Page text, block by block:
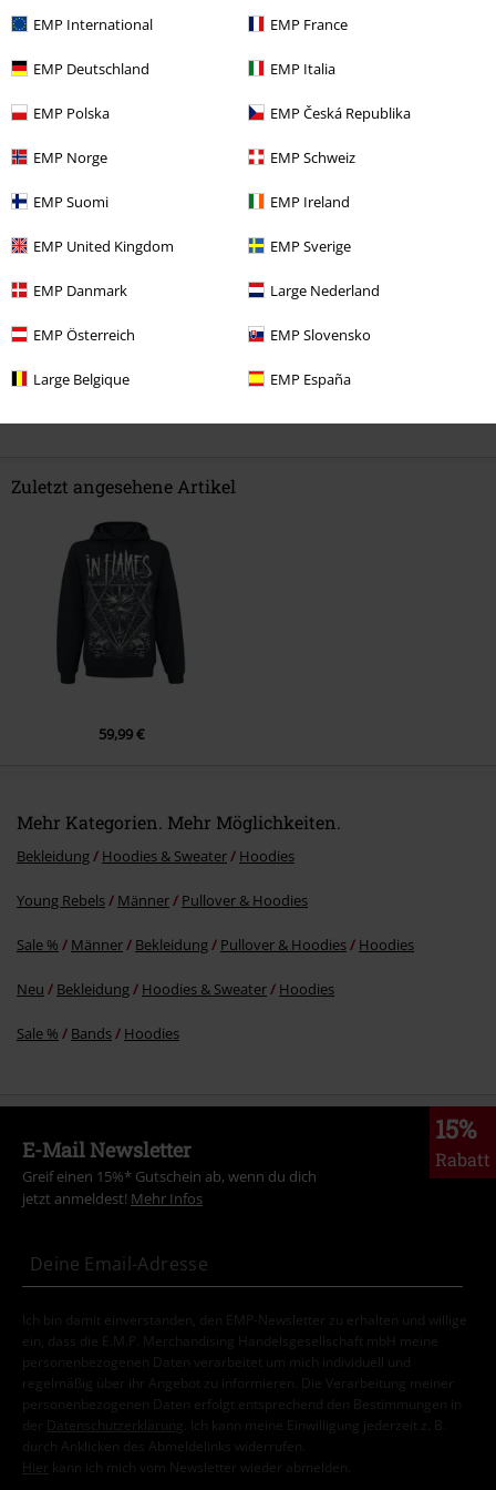
EMP International EMP France
EMP Deutschland EMP Italia
EMP Polska EMP Česká Republika
EMP Norge EMP Schweiz
EMP Suomi EMP Ireland
EMP United Kingdom EMP Sverige
EMP Danmark Large Nederland
EMP Österreich EMP Slovensko
Large Belgique EMP España
Verifizierte Rezension
War diese Bewertung hilfreich für dich?
Kommentieren
Kommentar jetzt abschicken!
1 Kommentar
Michael W.
Fruit of the Loom ist. Da steht nämlich nichts darüber.
War dieser Kommentar hilfreich für dich?
Zuletzt angesehene Artikel
59,99 €
Mehr Kategorien. Mehr Möglichkeiten.
Bekleidung Hoodies & Sweater Hoodies
Young Rebels Männer Pullover & Hoodies
Sale % Männer Bekleidung Pullover & Hoodies Hoodies
Neu Bekleidung Hoodies & Sweater Hoodies
Sale % Bands Hoodies
15%
Rabatt
E-Mail Newsletter
Greif einen 15%* Gutschein ab, wenn du dich
jetzt anmeldest! Mehr Infos
Ich bin damit einverstanden, den EMP-Newsletter zu erhalten und willige
ein, dass die E.M.P. Merchandising Handelsgesellschaft mbH meine
personenbezogenen Daten verarbeitet um mich individuell und
regelmäßig über ihr Angebot zu informieren. Die Verarbeitung meiner
personenbezogenen Daten erfolgt entsprechend den Bestimmungen in
der
Datenschutzerklärung
. Ich kann meine Einwilligung jederzeit z. B.
durch Anklicken des Abmeldelinks widerrufen.
Hier kann ich mich vom Newsletter wieder abmelden.